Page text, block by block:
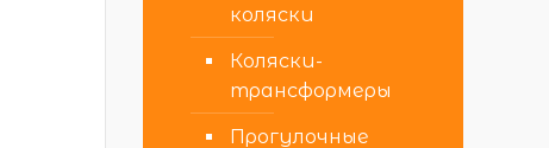
коляски
Коляски-
трансформеры
Прогулочные